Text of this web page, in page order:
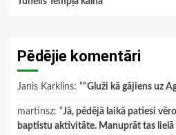
Pēdējie komentāri
Janis Karklins: “"Gluži kā gājiens uz
martinsz: “Jā, pēdējā laikā patiesi
baptistu aktivitāte. Manuprāt tas